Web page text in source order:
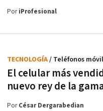
PoriProfesional
El celular más
nuevo rey de la
TECNOLOGÍA/ Teléfonos
PorCésar Dergarabedian